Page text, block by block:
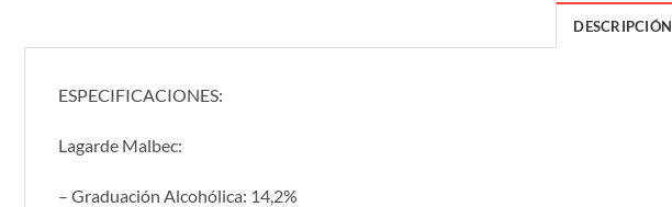
DESCRIPCIÓN
ESPECIFICACIONES:
Lagarde Malbec:
– Graduación Alcohólica: 14,2%